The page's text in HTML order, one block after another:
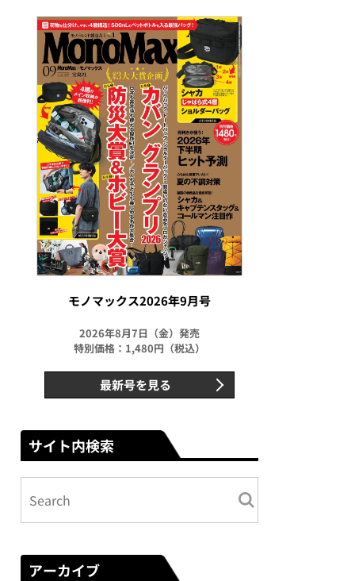
モノマックス2026年9月号
2026年8月7日（金）発売
特別価格：1,480円（税込）
最新号を見る
サイト内検索
アーカイブ